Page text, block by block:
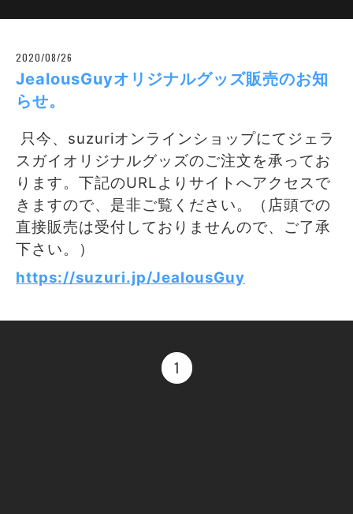
2020/08/26
JealousGuyオリジナルグッズ販売のお知
らせ。
只今、suzuriオンラインショップにてジェラ
スガイオリジナルグッズのご注文を承ってお
ります。下記のURLよりサイトへアクセスで
きますので、是非ご覧ください。（店頭での
直接販売は受付しておりませんので、ご了承
下さい。）
https://suzuri.jp/JealousGuy
1